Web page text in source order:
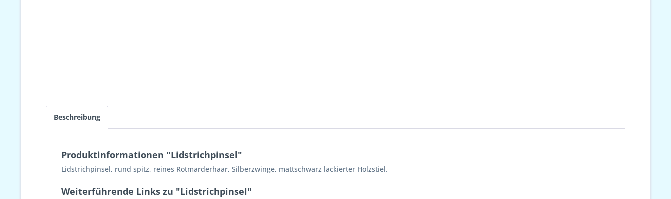
Beschreibung
Produktinformationen "Lidstrichpinsel"
Lidstrichpinsel, rund spitz, reines Rotmarderhaar, Silberzwinge, mattschwarz lackierter Holzstiel.
Weiterführende Links zu "Lidstrichpinsel"